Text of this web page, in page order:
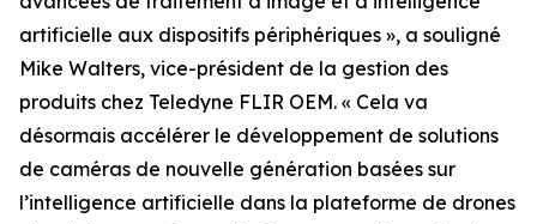
artificielle aux dispositifs périphériques », a souligné
Mike Walters, vice-président de la gestion des
produits chez Teledyne FLIR OEM. « Cela va
désormais accélérer le développement de solutions
de caméras de nouvelle génération basées sur
l’intelligence artificielle dans la plateforme de drones